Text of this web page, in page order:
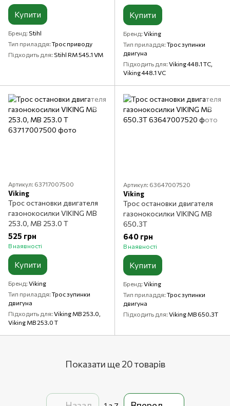
Купити
Бренд Stihl
Тип приладдя Трос приводу
Підходить для Stihl RM 545.1 VM
Купити
Бренд Viking
Тип приладдя Трос зупинки
двигуна
Підходить для Viking 448.1 TC,
Viking 448.1 VC
Артикул: 63717007500
Viking
Трос остановки двигателя
газонокосилки VIKING MB
253.0, MB 253.0 T
525 грн
В наявності
Купити
Бренд Viking
Тип приладдя Трос зупинки
двигуна
Підходить для Viking MB 253.0,
Viking MB 253.0 T
Артикул: 63647007520
Viking
Трос остановки двигателя
газонокосилки VIKING MB
650.3T
640 грн
В наявності
Купити
Бренд Viking
Тип приладдя Трос зупинки
двигуна
Підходить для Viking MB 650.3T
Показати ще 20 товарів